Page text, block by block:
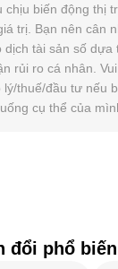
chịu biến động thị
trị. Bạn nên cân
dịch tài sản số dựa
rủi ro cá nhân.
thuế/đầu tư nếu
cụ thể của
đổi phổ biến